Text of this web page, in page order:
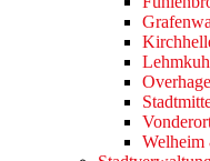
Welheim